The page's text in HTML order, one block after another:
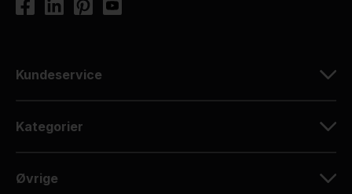
Kundeservice
Kategorier
Øvrige